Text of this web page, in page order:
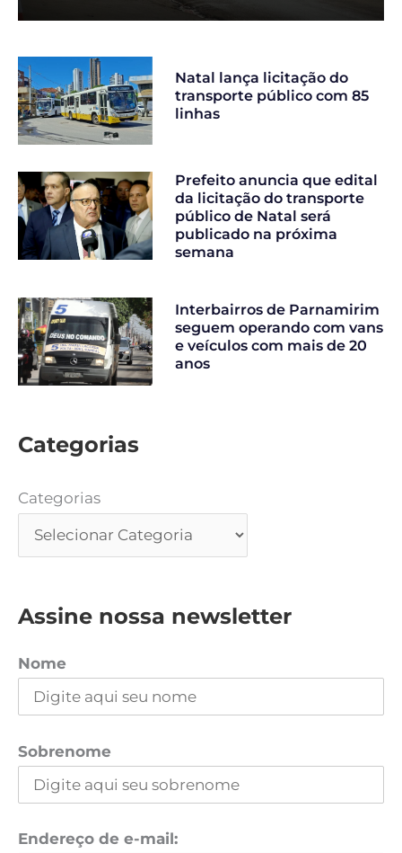
Natal lança licitação do
transporte público com 85
linhas
Prefeito anuncia que edital
da licitação do transporte
público de Natal será
publicado na próxima
semana
Interbairros de Parnamirim
seguem operando com vans
e veículos com mais de 20
anos
Categorias
Categorias
Assine nossa newsletter
Nome
Sobrenome
Endereço de e-mail: